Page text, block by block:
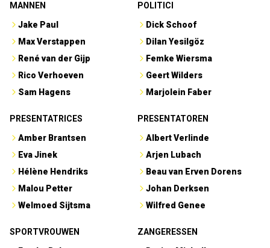
MANNEN
Jake Paul
Max Verstappen
René van der Gijp
Rico Verhoeven
Sam Hagens
POLITICI
Dick Schoof
Dilan Yesilgöz
Femke Wiersma
Geert Wilders
Marjolein Faber
PRESENTATRICES
Amber Brantsen
Eva Jinek
Hélène Hendriks
Malou Petter
Welmoed Sijtsma
PRESENTATOREN
Albert Verlinde
Arjen Lubach
Beau van Erven Dorens
Johan Derksen
Wilfred Genee
SPORTVROUWEN
ZANGERESSEN